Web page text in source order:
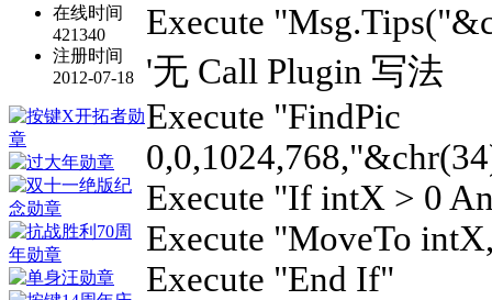
在线时间
421340
注册时间
2012-07-18
Execute
'无 Call Plugin 写法
Execute "FindPic
Execute "If intX > 0
Execute "MoveTo
Execute "End If"